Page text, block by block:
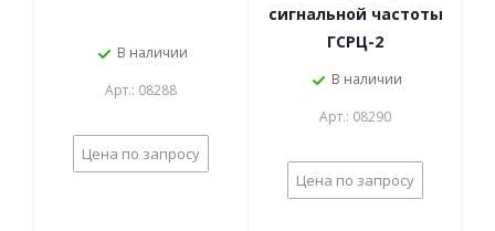
В наличии
Арт.: 08288
Цена по запросу
сигнальной частоты
ГСРЦ-2
В наличии
Арт.: 08290
Цена по запросу